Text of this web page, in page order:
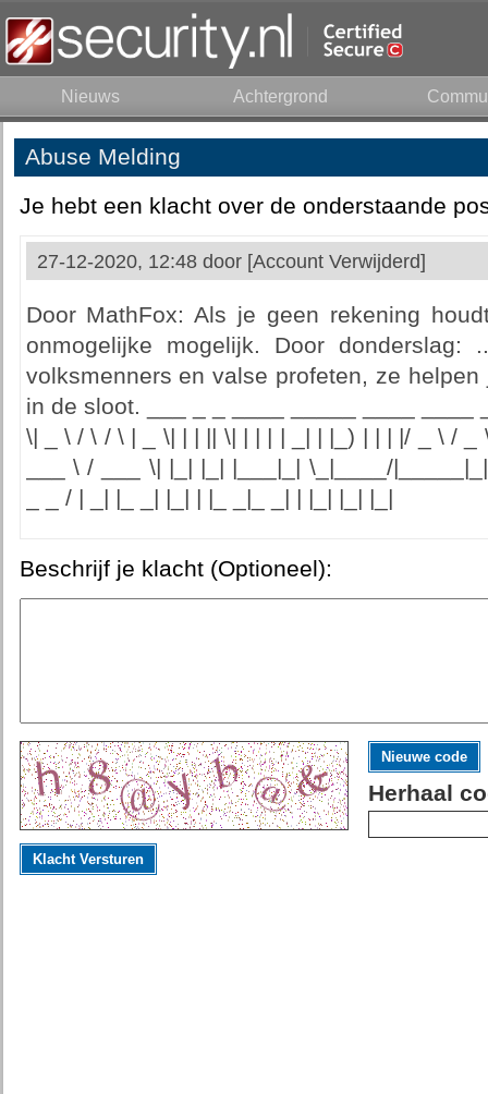
Nieuws Achtergrond
Abuse Melding
Je hebt een klacht over de onderstaande
27-12-2020, 12:48 door [Account Verwijderd]
Door MathFox: Als je geen rekening
onmogelijke mogelijk. Door donderslag:
volksmenners en valse profeten, ze
in de sloot. ___ _ _ ____ _____ ____ ____
\| _ \ / \ / \ | _ \| | | || \| | | | | _| | |_) | | | |/ _ \ / _
___ \ / ___ \| |_| |_| |___|_| \_|____/
_ _ / | _| |_ _| |_| | |_ _|_ _| | |_| |_| |_|
Beschrijf je klacht (Optioneel):
Nieuwe code
Herhaal
Klacht Versturen